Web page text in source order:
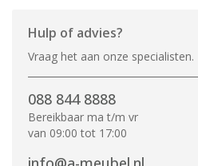
Hulp of advies?
Vraag het aan onze specialisten.
088 844 8888
Bereikbaar ma t/m vr
van 09:00 tot 17:00